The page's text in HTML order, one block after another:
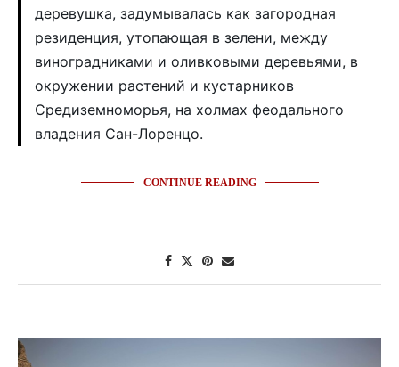
деревушка, задумывалась как загородная
резиденция, утопающая в зелени, между
виноградниками и оливковыми деревьями, в
окружении растений и кустарников
Средиземноморья, на холмах феодального
владения Сан-Лоренцо.
CONTINUE READING